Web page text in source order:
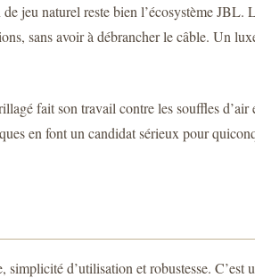
jeu naturel reste bien l’écosystème
sans avoir à débrancher le câble. Un
fait son travail contre les souffles
en font un candidat sérieux pour
d’utilisation et robustesse.